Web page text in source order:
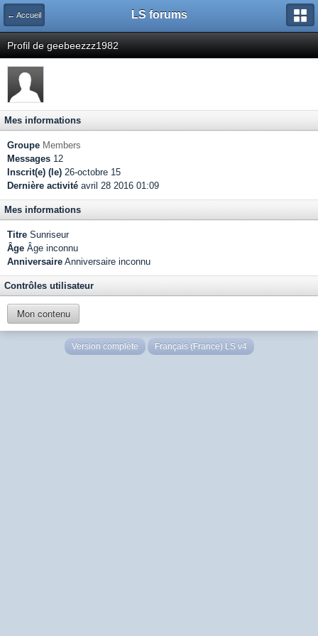
← Accueil LS forums
Profil de geebeezzz1982
Mes informations
Groupe Members
Messages 12
Inscrit(e) (le) 26-octobre 15
Dernière activité avril 28 2016 01:09
Mes informations
Titre Sunriseur
Âge Âge inconnu
Anniversaire Anniversaire inconnu
Contrôles utilisateur
Mon contenu
Version complète Français (France) LS v4